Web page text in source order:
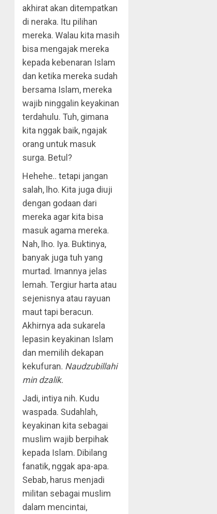
akhirat akan ditempatkan
di neraka. Itu pilihan
mereka. Walau kita masih
bisa mengajak mereka
kepada kebenaran Islam
dan ketika mereka sudah
bersama Islam, mereka
wajib ninggalin keyakinan
terdahulu. Tuh, gimana
kita nggak baik, ngajak
orang untuk masuk
surga. Betul?
Hehehe.. tetapi jangan
salah, lho. Kita juga diuji
dengan godaan dari
mereka agar kita bisa
masuk agama mereka.
Nah, lho. Iya. Buktinya,
banyak juga tuh yang
murtad. Imannya jelas
lemah. Tergiur harta atau
sejenisnya atau rayuan
maut tapi beracun.
Akhirnya ada sukarela
lepasin keyakinan Islam
dan memilih dekapan
kekufuran. Naudzubillahi
min dzalik.
Jadi, intiya nih. Kudu
waspada. Sudahlah,
keyakinan kita sebagai
muslim wajib berpihak
kepada Islam. Dibilang
fanatik, nggak apa-apa.
Sebab, harus menjadi
militan sebagai muslim
dalam mencintai,